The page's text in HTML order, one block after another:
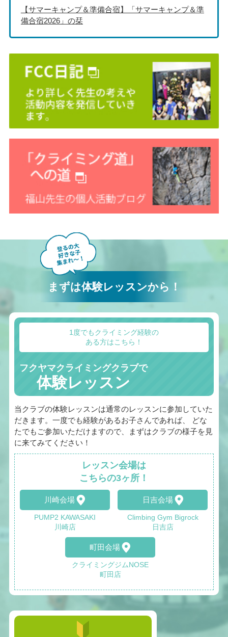
【サマーキャンプ＆準備合宿】「サマーキャンプ＆準
備合宿2026」の栞
まずは体験レッスンから！
1度でもクライミング経験の
ある方はこちら！
フクヤマクライミングクラブで
体験レッスン
当クラブの体験レッスンは通常のレッスンに参加していた
だきます。一度でも経験があるお子さんであれば、 どな
たでもご参加いただけますので、まずはクラブの様子を見
に来てみてください！
レッスン会場は
こちらの3ヶ所！
川崎会場
PUMP2 KAWASAKI
川崎店
日吉会場
Climbing Gym Bigrock
日吉店
町田会場
クライミングジムNOSE
町田店